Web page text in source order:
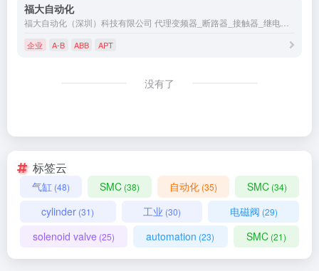
福大自动化
企业 A-B ABB APT
没有了
标签云
气缸 (48) SMC (38) 自动化 (35) SMC (34)
cylinder (31) 工业 (30) 电磁阀 (29)
solenoid valve (25) automation (23) SMC(21)